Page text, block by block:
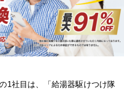
1社目は、「給湯器駆けつけ隊